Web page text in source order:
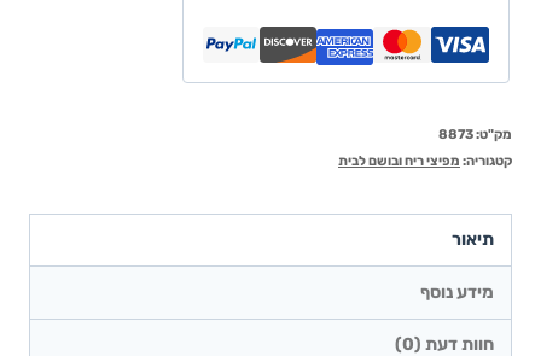
מק"ט:8873
קטגוריה: מפיצי ריח ובושם לבית
תיאור
מידע נוסף
חוות דעת (0)